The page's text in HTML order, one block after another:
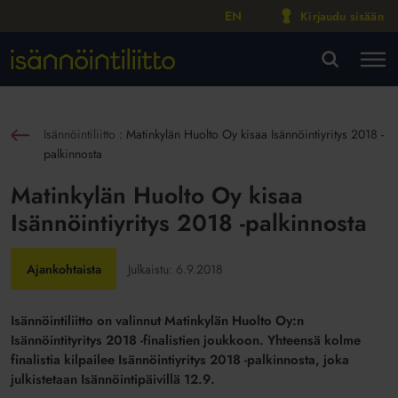
EN Kirjaudu sisään
Isännöintiliitto : Matinkylän Huolto Oy kisaa Isännöintiyritys 2018 -
palkinnosta
Matinkylän Huolto Oy kisaa
Isännöintiyritys 2018 -palkinnosta
Ajankohtaista Julkaistu: 6.9.2018
Isännöintiliitto on valinnut Matinkylän Huolto Oy:n
Isännöintityritys 2018 -finalistien joukkoon. Yhteensä kolme
finalistia kilpailee Isännöintiyritys 2018 -palkinnosta, joka
julkistetaan Isännöintipäivillä 12.9.